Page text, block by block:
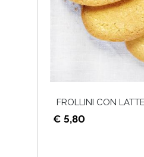
€ 5,80
FROLLINI CON